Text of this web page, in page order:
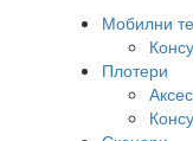
Мобилни
Плотери